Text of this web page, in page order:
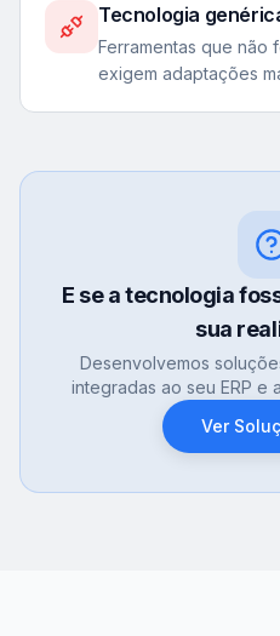
Tecnologia
Ferramentas que não
exigem adaptações
E se a tecnologia
sua
Desenvolvemos
integradas ao seu ERP e
Ver